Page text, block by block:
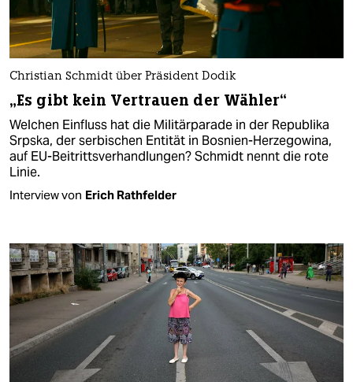
Christian Schmidt über Präsident Dodik
„Es gibt kein Vertrauen der Wähler“
Welchen Einfluss hat die Militärparade in der Republika
Srpska, der serbischen Entität in Bosnien-Herzegowina,
auf EU-Beitrittsverhandlungen? Schmidt nennt die rote
Linie.
Interview von Erich Rathfelder